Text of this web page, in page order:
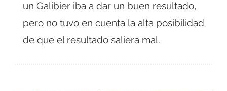
un Galibier iba a dar un buen resultado,
pero no tuvo en cuenta la alta posibilidad
de que el resultado saliera mal.